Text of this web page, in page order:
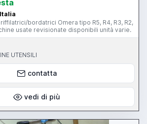
Italia
bordatrici Omera tipo R5, R4, R3, R2,
usate revisionate disponibili unità varie.
UTENSILI
contatta
vedi di più